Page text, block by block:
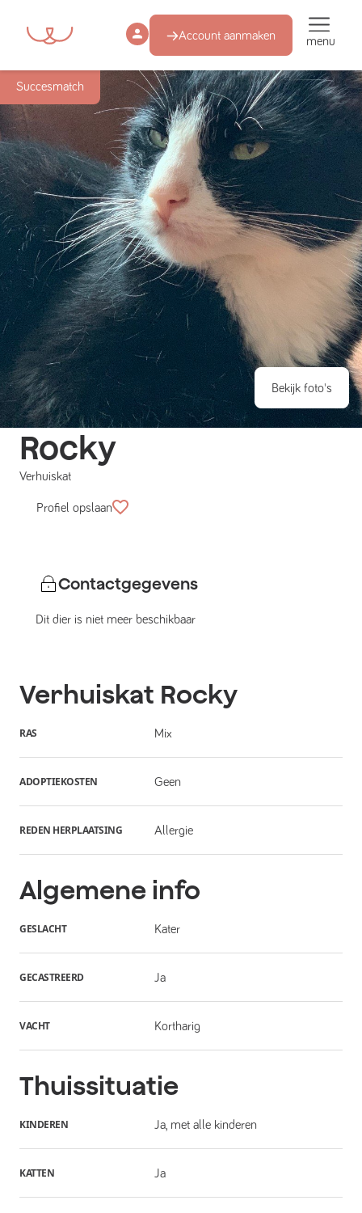
Account aanmaken menu
Succesmatch
Bekijk foto's
Rocky
Verhuiskat
Profiel opslaan
Contactgegevens
Dit dier is niet meer beschikbaar
Verhuiskat Rocky
RAS Mix
ADOPTIEKOSTEN Geen
REDEN HERPLAATSING Allergie
Algemene info
GESLACHT Kater
GECASTREERD Ja
VACHT Kortharig
Thuissituatie
KINDEREN Ja, met alle kinderen
KATTEN Ja